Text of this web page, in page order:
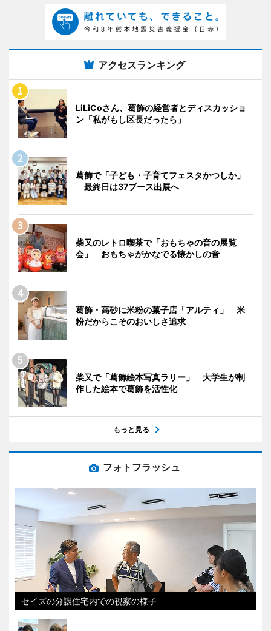
アクセスランキング
LiLiCoさん、葛飾の経営者とディスカッショ
ン「私がもし区長だったら」
葛飾で「子ども・子育てフェスタかつしか」
最終日は37ブース出展へ
柴又のレトロ喫茶で「おもちゃの音の展覧
会」 おもちゃがかなでる懐かしの音
葛飾・高砂に米粉の菓子店「アルティ」 米
粉だからこそのおいしさ追求
柴又で「葛飾絵本写真ラリー」 大学生が制
作した絵本で葛飾を活性化
もっと見る
フォトフラッシュ
セイズの分譲住宅内での視察の様子